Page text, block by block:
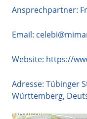
Ansprechpartner:
Email:
Website: https://
Adresse: Tübinger
Württemberg,